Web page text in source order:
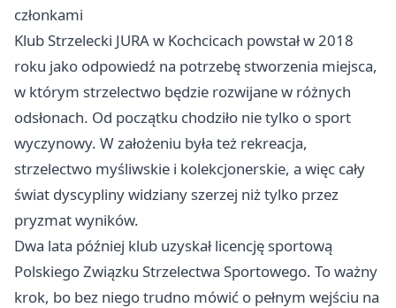
członkami
Klub Strzelecki JURA w Kochcicach powstał w 2018
roku jako odpowiedź na potrzebę stworzenia miejsca,
w którym strzelectwo będzie rozwijane w różnych
odsłonach. Od początku chodziło nie tylko o sport
wyczynowy. W założeniu była też rekreacja,
strzelectwo myśliwskie i kolekcjonerskie, a więc cały
świat dyscypliny widziany szerzej niż tylko przez
pryzmat wyników.
Dwa lata później klub uzyskał licencję sportową
Polskiego Związku Strzelectwa Sportowego. To ważny
krok, bo bez niego trudno mówić o pełnym wejściu na